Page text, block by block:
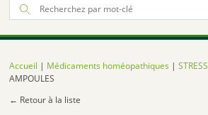
Accueil | Médicaments homéopathiques |STRESS
AMPOULES
← Retour à la liste